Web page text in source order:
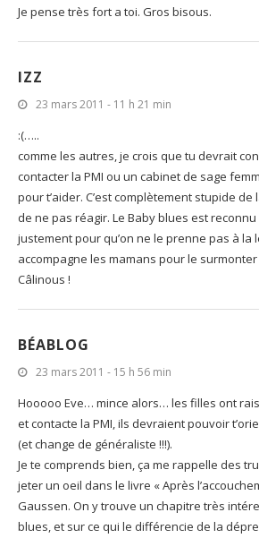
Je pense très fort a toi. Gros bisous.
IZZ
23 mars 2011 - 11 h 21 min
:(…..
comme les autres, je crois que tu devrait
contacter la PMI ou un cabinet de sage
pour t’aider. C’est complètement stupide
de ne pas réagir. Le Baby blues est
justement pour qu’on ne le prenne pas à la
accompagne les mamans pour le
Câlinous !
BÉABLOG
23 mars 2011 - 15 h 56 min
Hooooo Eve… mince alors… les filles ont
et contacte la PMI, ils devraient pouvoir
(et change de généraliste !!!).
Je te comprends bien, ça me rappelle des
jeter un oeil dans le livre « Après
Gaussen. On y trouve un chapitre très
blues, et sur ce qui le différencie de la